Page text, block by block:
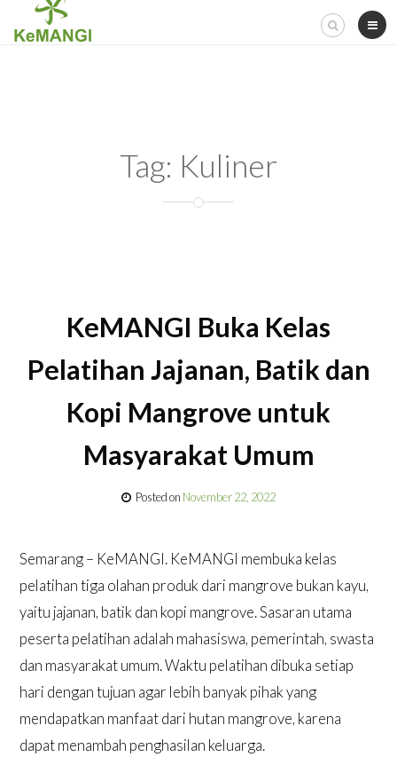
content
Tag: Kuliner
KeMANGI Buka Kelas
Pelatihan Jajanan, Batik dan
Kopi Mangrove untuk
Masyarakat Umum
Posted on November 22, 2022
Semarang – KeMANGI. KeMANGI membuka kelas
pelatihan tiga olahan produk dari mangrove bukan kayu,
yaitu jajanan, batik dan kopi mangrove. Sasaran utama
peserta pelatihan adalah mahasiswa, pemerintah, swasta
dan masyarakat umum. Waktu pelatihan dibuka setiap
hari dengan tujuan agar lebih banyak pihak yang
mendapatkan manfaat dari hutan mangrove, karena
dapat menambah penghasilan keluarga.